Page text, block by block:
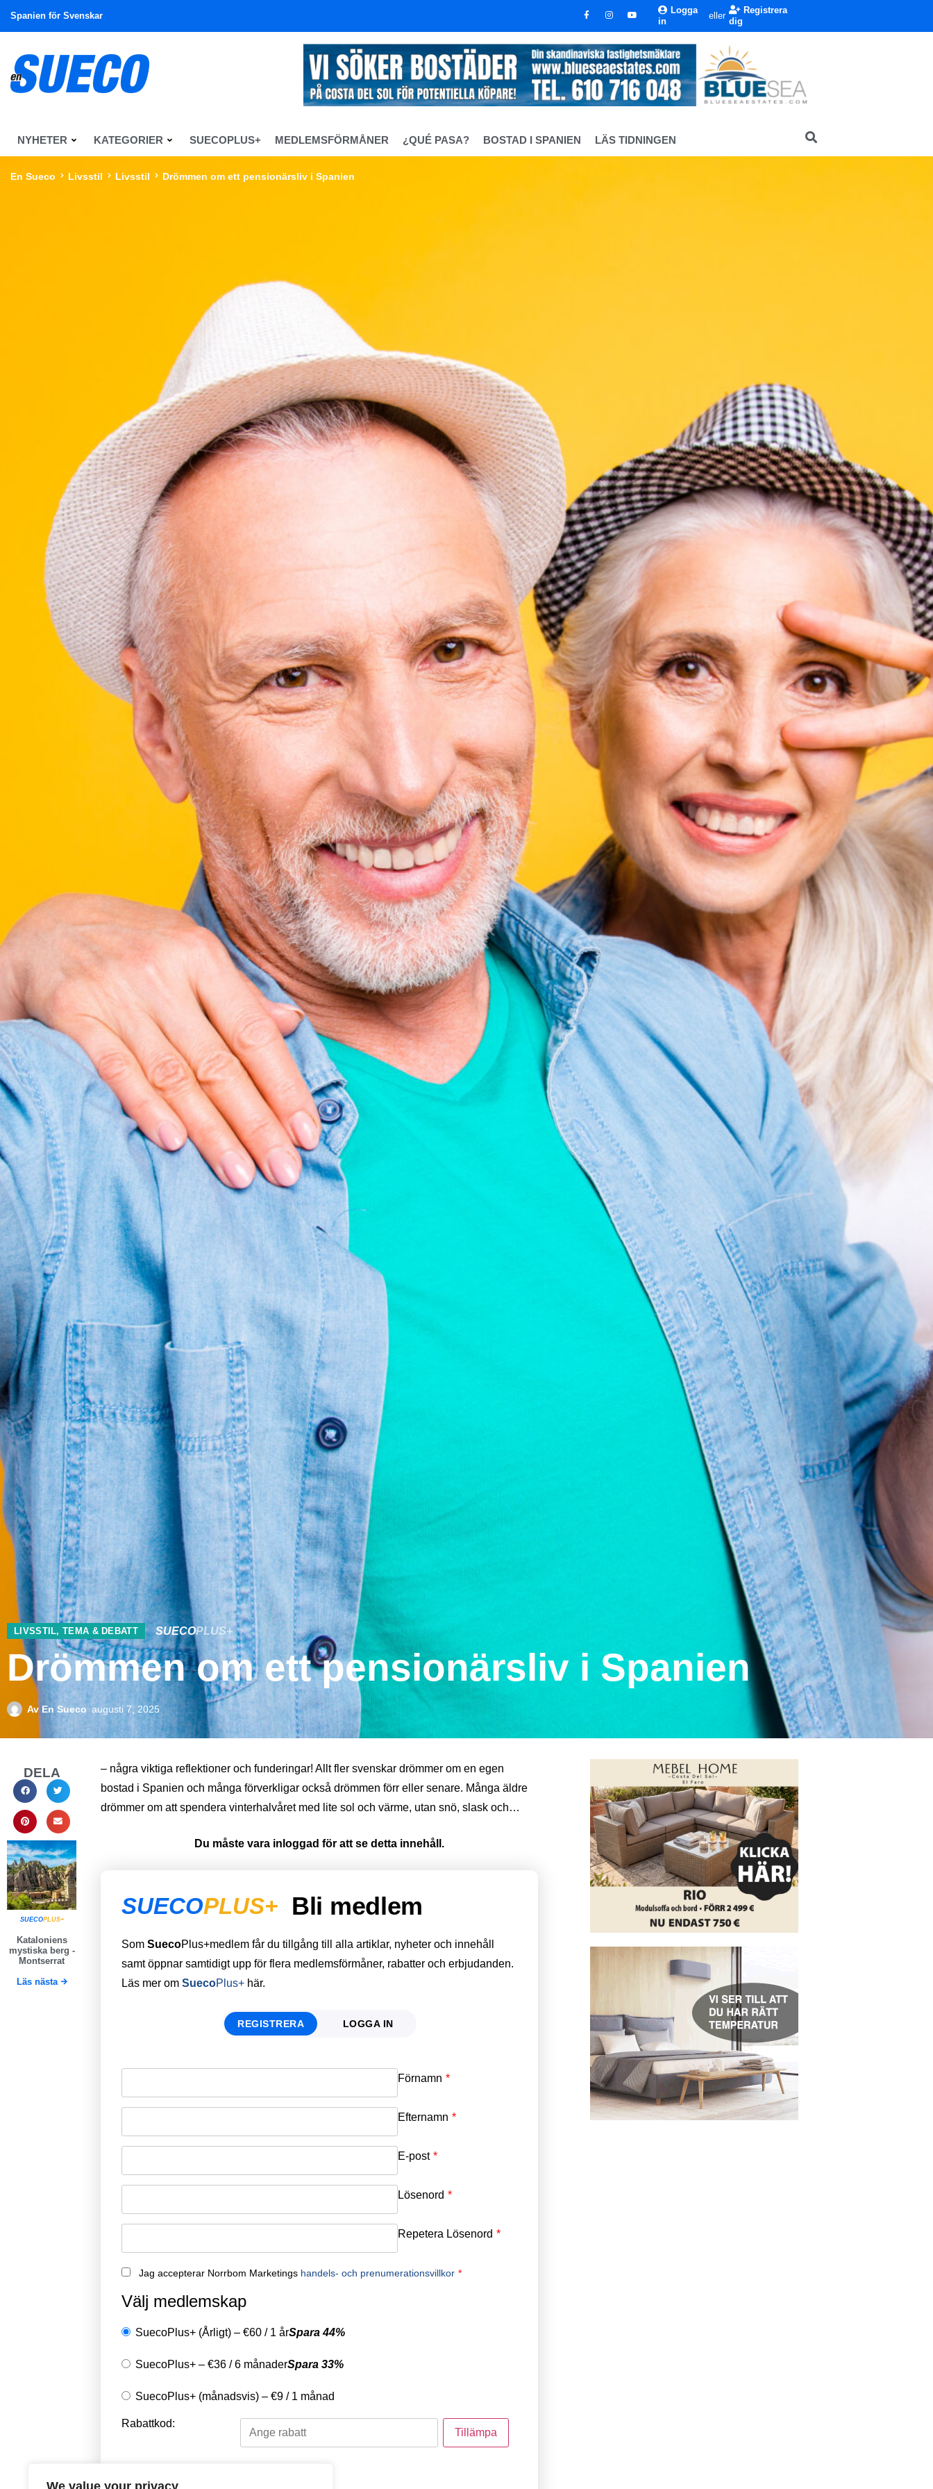
We value your privacy
Spanien för Svenskar
Logga
in
eller
Registrera
dig
NYHETER KATEGORIER SUECOPLUS+ MEDLEMSFÖRMÅNER ¿QUÉ PASA? BOSTAD I SPANIEN LÄS TIDNINGEN
En Sueco Livsstil Livsstil Drömmen om ett pensionärsliv i Spanien
LIVSSTIL,TEMA & DEBATT SUECOPLUS+
Drömmen om ett pensionärsliv i Spanien
Av En Sueco augusti 7, 2025
DELA
SUECOPLUS+
Kataloniens
mystiska berg -
Montserrat
Läs nästa
– några viktiga reflektioner och funderingar! Allt fler svenskar drömmer om en egen
bostad i Spanien och många förverkligar också drömmen förr eller senare. Många äldre
drömmer om att spendera vinterhalvåret med lite sol och värme, utan snö, slask och…
Du måste vara inloggad för att se detta innehåll.
SUECOPLUS+ Bli medlem
Som SuecoPlus+medlem får du tillgång till alla artiklar, nyheter och innehåll
samt öppnar samtidigt upp för flera medlemsförmåner, rabatter och erbjudanden.
Läs mer om SuecoPlus+ här.
REGISTRERA LOGGA IN
Förnamn *
Efternamn *
E-post *
Lösenord *
Repetera Lösenord *
Jag accepterar Norrbom Marketings handels- och prenumerationsvillkor *
Välj medlemskap
SuecoPlus+ (Årligt) – €60 / 1 årSpara 44%
SuecoPlus+ – €36 /6 månaderSpara 33%
SuecoPlus+ (månadsvis) – €9 / 1 månad
Rabattkod:
Välj en betalningsmetod
Email
Password